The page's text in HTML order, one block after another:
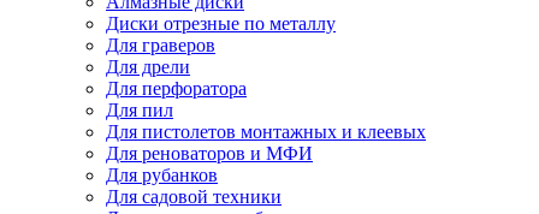
Диски отрезные по металлу
Для граверов
Для дрели
Для перфоратора
Для пил
Для пистолетов монтажных и клеевых
Для реноваторов и МФИ
Для рубанков
Для садовой техники